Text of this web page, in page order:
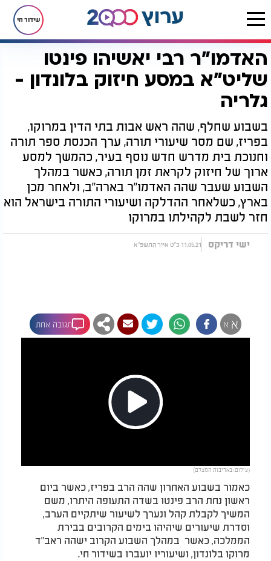
שידור חי
דף הבית יהדות האדמו"ר רבי יאשיהו פינטו שליט"א במסע חיזוק בלונדון - גלריה
האדמו"ר רבי יאשיהו פינטו
שליט"א במסע חיזוק בלונדון -
גלריה
בשבוע שחלף, שהה ראש אבות בתי הדין במרוקו,
בפריז, שם מסר שיעורי תורה, ערך הכנסת ספר תורה
וחנוכת בית מדרש חדש נוסף בעיר, כהמשך למסע
ארוך של חיזוק לקראת זמן תורה, כאשר במהלך
השבוע שעבר שהה האדמו"ר בארה"ב, ולאחר מכן
בארץ, כשלאחר ההדלקה ושיעורי התורה בישראל הוא
חזר לשבת לקהילתו במרוקו
ישי דריקס 11.05.21 כ"ט אייר התשפ"א
א א תגובה אחת
Play
Video
(צילום: באדיבות המצלם)
כאמור בשבוע האחרון שהה הרב בפריז, כאשר ביום
ראשון נחת הרב פינטו בשדה התעופה היתרו, משם
המשיך לקבלת קהל ונערך לשיעור שיתקיים הערב,
וסדרת שיעורים שיהיהו בימים הקרובים בבירת
הממלכה, כאשר במהלך השבוע הקרוב ישהה ראב"ד
מרוקו בלונדון, ושיעוריו יועברו בשידור חי.